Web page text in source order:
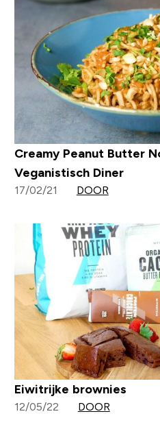
Creamy Peanut Butter
Veganistisch Diner
17/02/21 DOOR
Eiwitrijke brownies
12/05/22 DOOR